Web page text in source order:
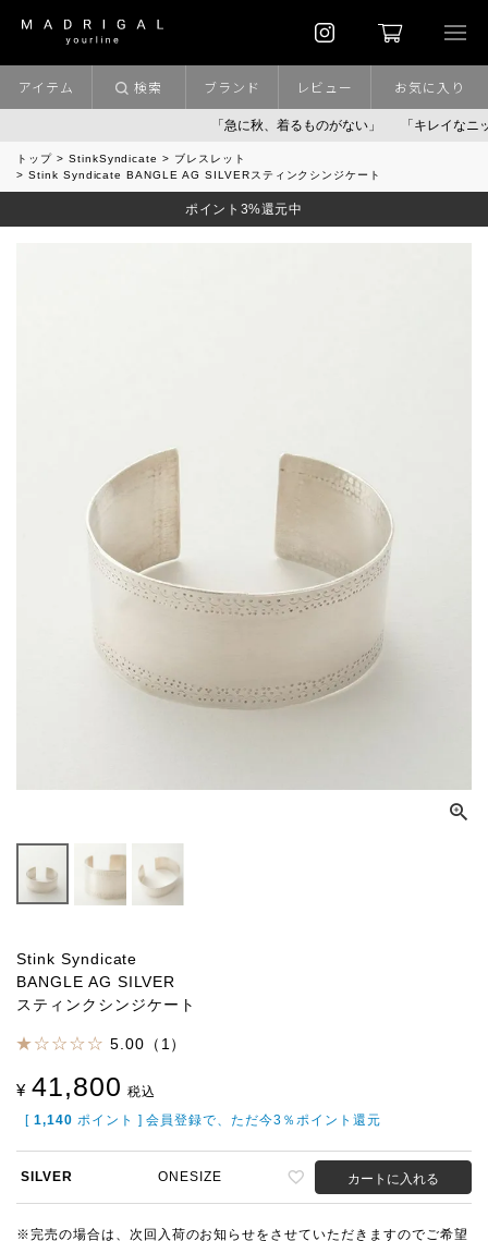
「急に秋、着るものがない」 「キレイなニット」
アイテム 検索 ブランド レビュー お気に入り
トップ StinkSyndicate
ブレスレット
Stink Syndicate BANGLE AG SILVERスティンクシンジケート
ポイント3%還元中
Stink Syndicate
BANGLE AG SILVER
スティンクシンジケート
5.00（1）
¥ 41,800 税込
[ 1,140 ポイント ] 会員登録で、ただ今3％ポイント還元
SILVER ONESIZE カートに入れる
※完売の場合は、次回入荷のお知らせをさせていただきますのでご希望